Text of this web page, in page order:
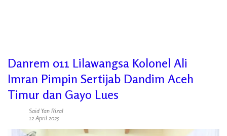
Danrem 011 Lilawangsa Kolonel Ali
Imran Pimpin Sertijab Dandim Aceh
Timur dan Gayo Lues
Said Yan Rizal
12 April 2025